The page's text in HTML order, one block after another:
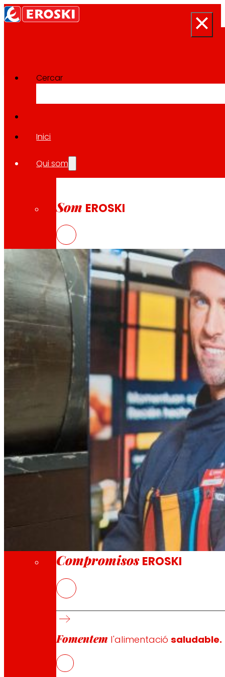
Cercar
Inici
Qui som
Som EROSKI
Així som
Tot el nostre ADN: un viatge per la missió, la
Cooperativa
Som per i per a les persones. Descobreix
Fundació
A través de la nostra Fundació impulsem
Compromisos
Compromisos EROSKI
Fomentem l'alimentaciósaludable.
Sala de premsa
Tornar a totes les notícies
02.03.2026
EROSKI renova els seus
La cooperativa actualitza el seu full de
El nou marc impulsa l’alimentació
La governança cooperativa, amb
ha presentat la renovació dels seus “5